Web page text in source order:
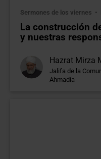
Sermones de los viernes
La construcción
y nuestras
Hazrat Mirza
Jalifa de la
Ahmadía